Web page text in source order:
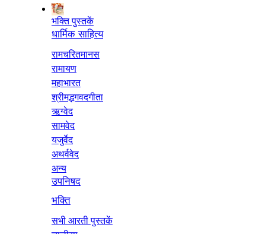
भक्ति पुस्तकें
धार्मिक साहित्य
रामचरितमानस
रामायण
महाभारत
श्रीमद्भगवदगीता
ऋग्वेद
सामवेद
यजुर्वेद
अथर्ववेद
अन्य
उपनिषद
भक्ति
सभी आरती पुस्तकें